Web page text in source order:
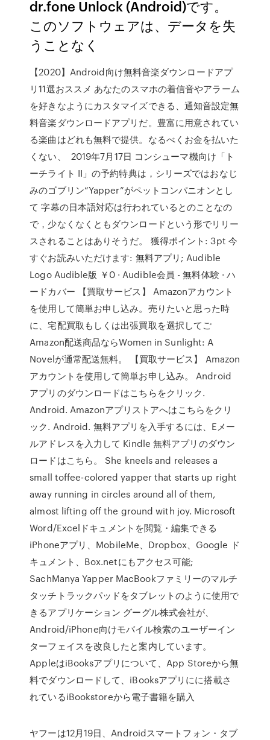
dr.fone Unlock (Android)です。
このソフトウェアは、データを失
うことなく
【2020】Android向け無料音楽ダウンロードアプ
リ11選おススメ あなたのスマホの着信音やアラーム
を好きなようにカスタマイズできる、通知音設定無
料音楽ダウンロードアプリだ。豊富に用意されてい
る楽曲はどれも無料で提供。なるべくお金を払いた
くない、 2019年7月17日 コンシューマ機向け「ト
ーチライト II」の予約特典は，シリーズではおなじ
みのゴブリン“Yapper”がペットコンパニオンとし
て 字幕の日本語対応は行われているとのことなの
で，少なくなくともダウンロードという形でリリー
スされることはありそうだ。 獲得ポイント: 3pt 今
すぐお読みいただけます: 無料アプリ; Audible
Logo Audible版 ￥0 · Audible会員 - 無料体験 · ハ
ードカバー 【買取サービス】 Amazonアカウント
を使用して簡単お申し込み。売りたいと思った時
に、宅配買取もしくは出張買取を選択してご
Amazon配送商品ならWomen in Sunlight: A
Novelが通常配送無料。 【買取サービス】 Amazon
アカウントを使用して簡単お申し込み。 Android
アプリのダウンロードはこちらをクリック.
Android. Amazonアプリストアへはこちらをクリ
ック. Android. 無料アプリを入手するには、Eメー
ルアドレスを入力して Kindle 無料アプリのダウン
ロードはこちら。 She kneels and releases a
small toffee-colored yapper that starts up right
away running in circles around all of them,
almost lifting off the ground with joy. Microsoft
Word/Excelドキュメントを閲覧・編集できる
iPhoneアプリ、MobileMe、Dropbox、Google ド
キュメント、Box.netにもアクセス可能;
SachManya Yapper MacBookファミリーのマルチ
タッチトラックパッドをタブレットのように使用で
きるアプリケーション グーグル株式会社が、
Android/iPhone向けモバイル検索のユーザーイン
ターフェイスを改良したと案内しています。
AppleはiBooksアプリについて、App Storeから無
料でダウンロードして、iBooksアプリにに搭載さ
れているiBookstoreから電子書籍を購入
ヤフーは12月19日、Androidスマートフォン・タブ